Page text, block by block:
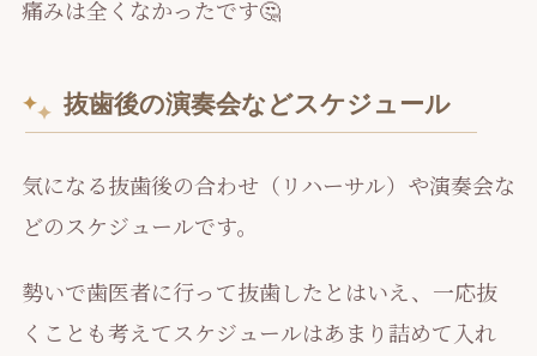
痛みは全くなかったです🤔
抜歯後の演奏会などスケジュール
気になる抜歯後の合わせ（リハーサル）や演奏会な
どのスケジュールです。
勢いで歯医者に行って抜歯したとはいえ、一応抜
くことも考えてスケジュールはあまり詰めて入れ